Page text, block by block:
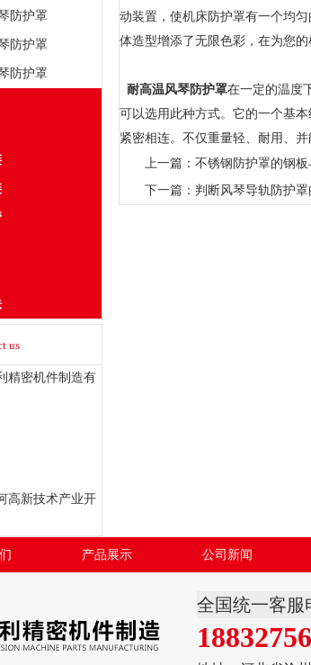
防护罩
防护罩
防护罩
us
精密机件制造有
高新技术产业开
动装置，使机床防护罩有一个均
体造型增添了无限色彩，在为您
耐高温风琴防护罩在一定的温度
可以选用此种方式。它的一个基
紧密相连。不仅重量轻、耐用、
上一篇： 不锈钢防护罩的钢
下一篇： 判断风琴导轨防护
产品展示 公司新闻
全国统一客服